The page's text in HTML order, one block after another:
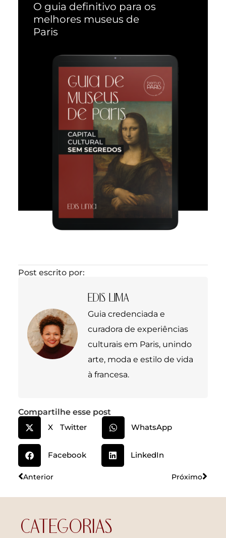
O guia definitivo para os
melhores museus de
Paris
Post escrito por:
EDIS LIMA
Guia credenciada e
curadora de experiências
culturais em Paris, unindo
arte, moda e estilo de vida
à francesa.
Compartilhe esse post
X Twitter
WhatsApp
Facebook LinkedIn
Anterior Próximo
CATEGORIAS